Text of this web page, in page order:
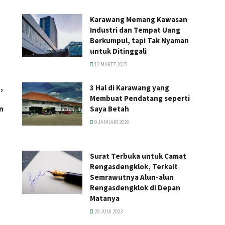
Karawang Memang Kawasan
Industri dan Tempat Uang
Berkumpul, tapi Tak Nyaman
untuk Ditinggali
12 MARET 2025
3 Hal di Karawang yang
Membuat Pendatang seperti
Saya Betah
9 JANUARI 2026
Surat Terbuka untuk Camat
Rengasdengklok, Terkait
Semrawutnya Alun-alun
Rengasdengklok di Depan
Matanya
29 JUNI 2023